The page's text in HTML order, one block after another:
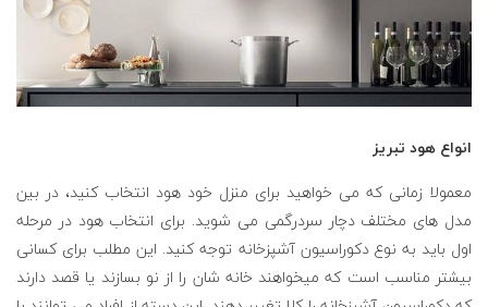
انواع هود تبریز
معمولا زمانی که می خواهید برای منزل خود هود انتخاب کنید، در بین
مدل های مختلف دچار سردرگمی می شوید. برای انتخاب هود در مرحله
اول باید به نوع دکوراسیون آشپزخانه توجه کنید. این مطلب برای کسانی
بیشتر مناسب است که میخواهند خانه شان را از نو بسازند یا قصد دارند